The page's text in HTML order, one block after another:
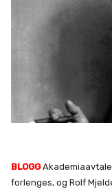
BLOGG
forlenges, og Rolf